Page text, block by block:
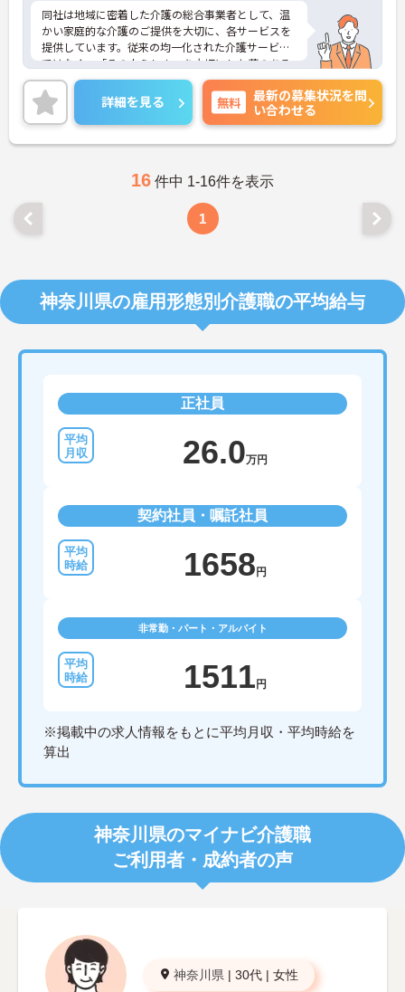
同社は地域に密着した介護の総合事業者として、温
かい家庭的な介護のご提供を大切に、各サービスを
提供しています。従来の均一化された介護サービス
ではなく、「その人らしさ」を大切にした夢のある
暮らしを楽しんでいただくため、音楽療法士による
ミモザ楽団コンサート、「生涯現役塾」や「“奏”快
体操」といったオリジナルプログラム、ドイツ式リ
ハビリ機器やヒューマノイドロボットの導入等、
様々な取り組みも行っています。
詳細を見る 無料
最新の募集状況を問
い合わせる
16 件中 1-16件を表示
1
神奈川県の雇用形態別介護職の平均給与
正社員
26.0万円
契約社員・嘱託社員
1658円
非常勤・パート・アルバイト
1511円
※掲載中の求人情報をもとに平均月収・平均時給を
算出
神奈川県のマイナビ介護職
ご利用者・成約者の声
神奈川県 | 30代 | 女性